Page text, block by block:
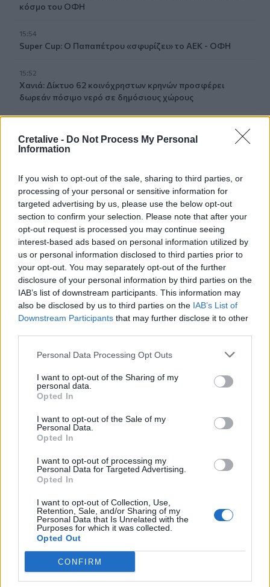
Cretalive - Do Not Process My Personal
Information
If you wish to opt-out of the sale, sharing to third parties, or
processing of your personal or sensitive information for
targeted advertising by us, please use the below opt-out
section to confirm your selection. Please note that after your
opt-out request is processed you may continue seeing
interest-based ads based on personal information utilized by
us or personal information disclosed to third parties prior to
your opt-out. You may separately opt-out of the further
disclosure of your personal information by third parties on the
IAB’s list of downstream participants. This information may
also be disclosed by us to third parties on the IAB’s List of
Downstream Participants that may further disclose it to other
Personal Data Processing Opt Outs
I want to opt-out of the Sharing of my
personal data.
Opted In
I want to opt-out of the Sale of my
Personal Data.
Opted In
I want to opt-out of processing my
Personal Data for Targeted Advertising.
Opted In
I want to opt-out of Collection, Use,
Retention, Sale, and/or Sharing of my
Personal Data that Is Unrelated with the
Purposes for which it was collected.
Opted Out
CONFIRM
κόσμο του ΟΦΗ
15:54
Super Cup: Ο Παπαπέτρου «σφυρίζει» το ΑΕΚ - ΟΦΗ
15:52
Χανιά: Δίκτυο 62 κοινόχρηστων κρηνών προσφέρει
δωρεάν πόσιμο νερό σε δημόσιους χώρους
Φεστιβάλ Κρήτης: Η μουσική παράσταση «Η Εποχή του
Ονείρου» σε Οροπέδιο Λασιθίου και Αρχάνες
15:46
Παπασταύρου: Σχεδόν ανέπαφο διασώθηκε το
φοινικόδασος της Πρέβελης από τη μεγάλη πυρκαγιά
15:44
Χρηματοδότηση-ανάσα για τον παραλιακό δρόμο του
Αγίου Βασιλείου μετά τις πυρκαγιές
15:41
Συναγερμός στο «Ελευθέριος Βενιζέλος»: 37χρονος
επιχείρησε να πετάξει με τέσσερα μαχαίρια σε
χειραποσκευή
Με λαμπρότητα η γιορτή της Μεταμορφώσεως του
Δεύτερης Ευκαιρίας
Ρουμανία: Οι αρχές επιχειρούν την εκτροπή των υδάτων
του Δούναβη για να παρατείνουν την λειτουργία του
αντιδραστήρα στον πυρηνικό σταθμό της Τσερναβόντα
Κυψέλη: Στη φυλακή ο 26χρονος για τη δολοφονία της
Βρετανίδας
ΠΕΡΙΣΣΟΤΕΡΑ